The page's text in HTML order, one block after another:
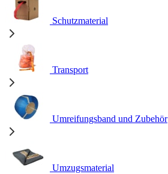
Schutzmaterial
Transport
Umreifungsband und Zubehör
Umzugsmaterial